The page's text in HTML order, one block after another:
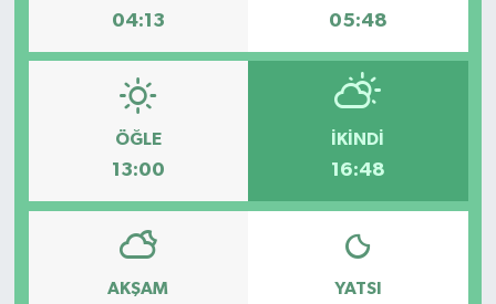
04:13 05:48
ÖĞLE
13:00
İKINDI
16:48
AKŞAM YATSI
BİLİM VE TEKNOLOJİ
Düzce
Ekonomi
Genel